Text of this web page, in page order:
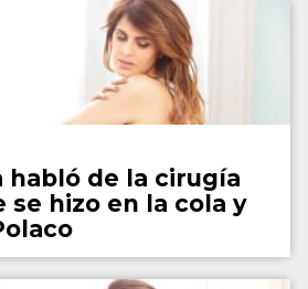
habló de la cirugía
se hizo en la cola y